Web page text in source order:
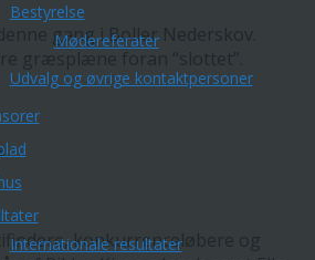
Bestyrelse
Mødereferater
Udvalg og øvrige kontaktpersoner
Internationale resultater
gang i Boller Nederskov.
konkurrenceløbere og